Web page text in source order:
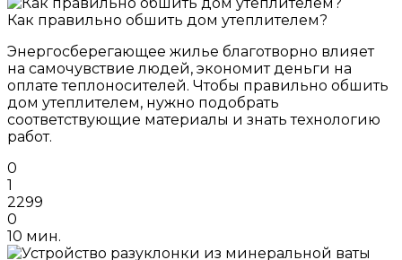
Как правильно обшить дом утеплителем?
Энергосберегающее жилье благотворно влияет
на самочувствие людей, экономит деньги на
оплате теплоносителей. Чтобы правильно обшить
дом утеплителем, нужно подобрать
соответствующие материалы и знать технологию
работ.
0
1
2299
0
10 мин.